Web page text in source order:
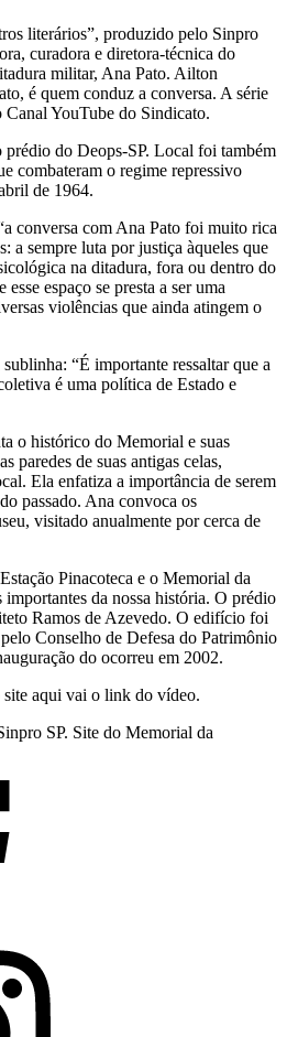
literários”, produzido pelo Sinpro
curadora e diretora-técnica do
militar, Ana Pato. Ailton
é quem conduz a conversa. A série
Canal YouTube do Sindicato.
do Deops-SP. Local foi também
combateram o regime repressivo
de 1964.
conversa com Ana Pato foi muito rica
a sempre luta por justiça àqueles que
na ditadura, fora ou dentro do
espaço se presta a ser uma
violências que ainda atingem o
“É importante ressaltar que a
é uma política de Estado e
o histórico do Memorial e suas
paredes de suas antigas celas,
Ela enfatiza a importância de serem
passado. Ana convoca os
visitado anualmente por cerca de
Pinacoteca e o Memorial da
importantes da nossa história. O prédio
Ramos de Azevedo. O edifício foi
Conselho de Defesa do Patrimônio
do ocorreu em 2002.
site aqui vai o link do vídeo.
SP. Site do Memorial da